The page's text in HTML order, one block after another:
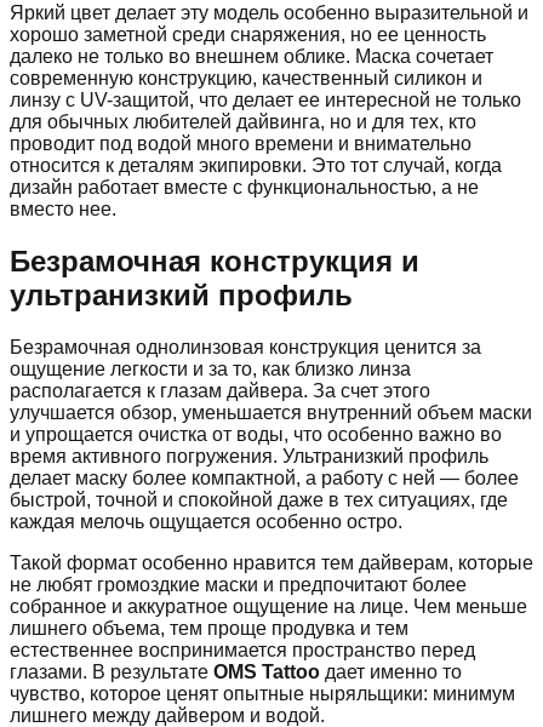
Яркий цвет делает эту модель особенно выразительной и
хорошо заметной среди снаряжения, но ее ценность
далеко не только во внешнем облике. Маска сочетает
современную конструкцию, качественный силикон и
линзу с UV-защитой, что делает ее интересной не только
для обычных любителей дайвинга, но и для тех, кто
проводит под водой много времени и внимательно
относится к деталям экипировки. Это тот случай, когда
дизайн работает вместе с функциональностью, а не
вместо нее.
Безрамочная конструкция и
ультранизкий профиль
Безрамочная однолинзовая конструкция ценится за
ощущение легкости и за то, как близко линза
располагается к глазам дайвера. За счет этого
улучшается обзор, уменьшается внутренний объем маски
и упрощается очистка от воды, что особенно важно во
время активного погружения. Ультранизкий профиль
делает маску более компактной, а работу с ней — более
быстрой, точной и спокойной даже в тех ситуациях, где
каждая мелочь ощущается особенно остро.
Такой формат особенно нравится тем дайверам, которые
не любят громоздкие маски и предпочитают более
собранное и аккуратное ощущение на лице. Чем меньше
лишнего объема, тем проще продувка и тем
естественнее воспринимается пространство перед
глазами. В результате OMS Tattoo дает именно то
чувство, которое ценят опытные ныряльщики: минимум
лишнего между дайвером и водой.